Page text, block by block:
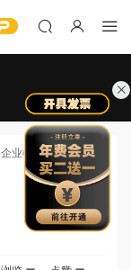
企业模板
剪映模板